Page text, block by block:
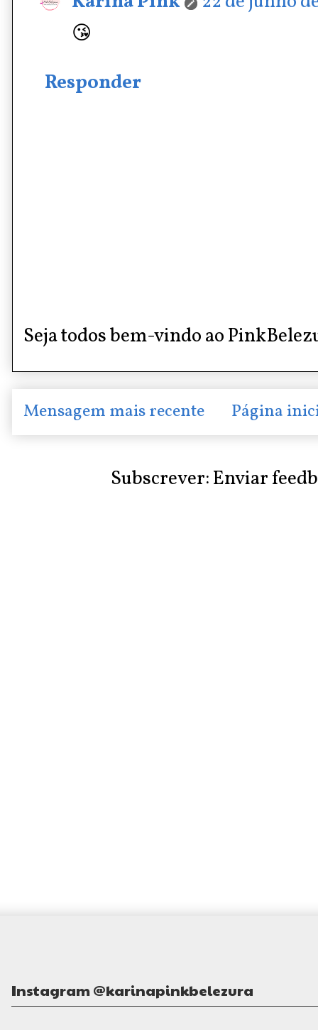
😘
Responder
Seja todos bem-vindo ao
Mensagem mais recente Página
Subscrever:Enviar
Instagram @karinapinkbelezura